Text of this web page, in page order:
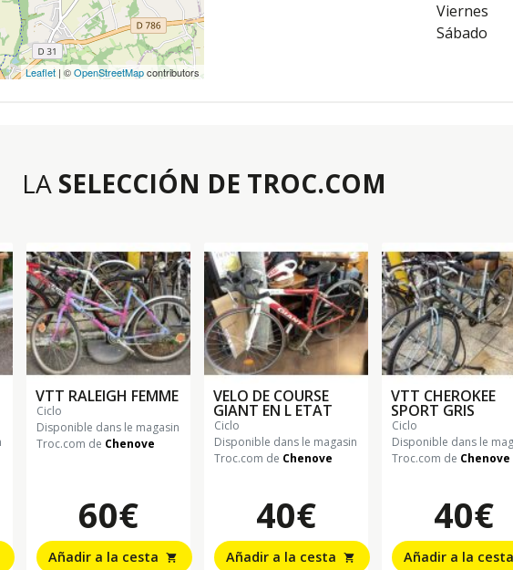
Leaflet | ©OpenStreetMapcontributors
Viernes
Sábado
LA SELECCIÓN DE TROC.COM
VTT RALEIGH FEMME
ciclo
Disponible dans le magasin
Troc.com de Chenove
60€
Añadir a la cesta shopping_cart
VELO DE COURSE
GIANT EN L ETAT
ciclo
Disponible dans le magasin
Troc.com de Chenove
40€
Añadir a la cesta shopping_cart
VTT CHEROKEE
SPORT GRIS
ciclo
Disponible dans le
Troc.com de Chenove
40€
Añadir a la cesta